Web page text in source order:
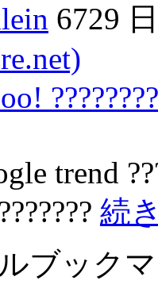
6729
????????
trend
続
ブック